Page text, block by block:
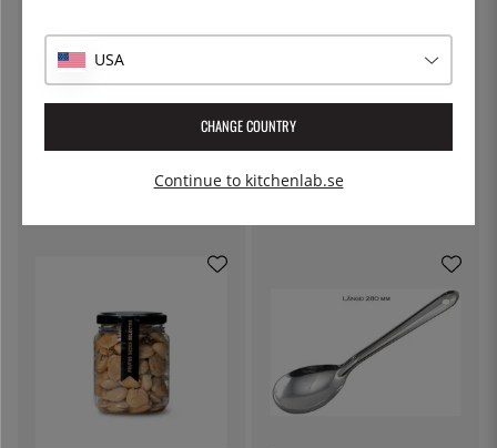
Ostduk, filterduk - Kitchen Craft
THE KITCHEN LAB
Lock till delibägare
USA
CHANGE COUNTRY
Continue to kitchenlab.se